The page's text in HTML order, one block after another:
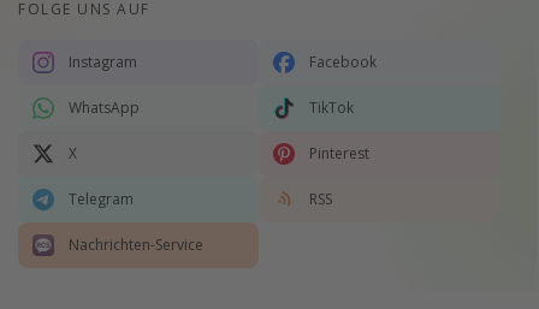
FOLGE UNS AUF
Instagram Facebook
WhatsApp TikTok
X Pinterest
Telegram RSS
Nachrichten-Service